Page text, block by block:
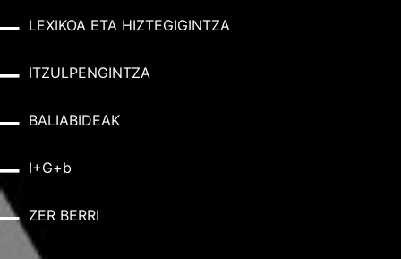
LEXIKOA ETA HIZTEGIGINTZA
ITZULPENGINTZA
BALIABIDEAK
I+G+b
ZER BERRI